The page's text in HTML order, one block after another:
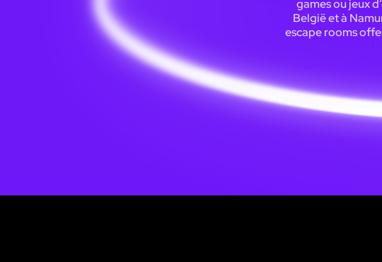
games ou jeux
België et à
escape rooms